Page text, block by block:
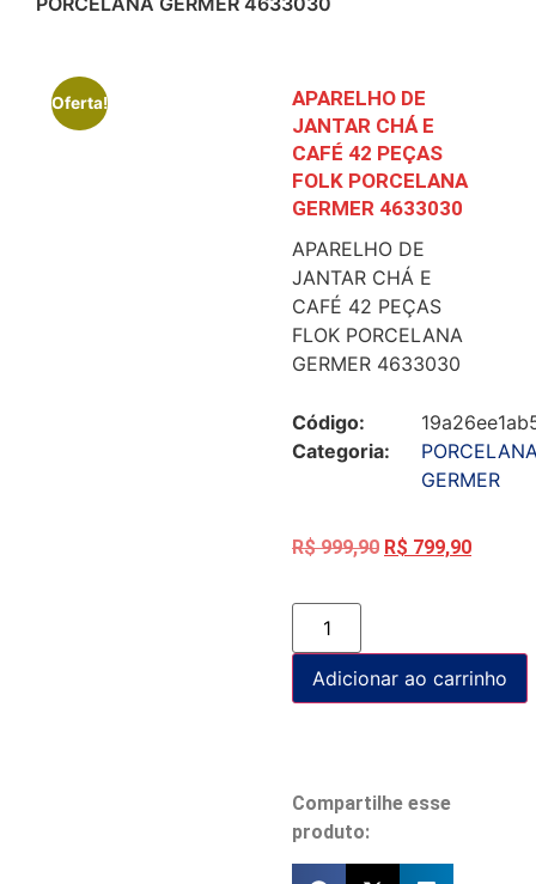
Oferta!
APARELHO DE
JANTAR CHÁ E
CAFÉ 42 PEÇAS
FOLK PORCELANA
GERMER 4633030
APARELHO DE
JANTAR CHÁ E
CAFÉ 42 PEÇAS
FLOK PORCELANA
GERMER 4633030
Código:
Categoria:
GERMER
R$999,90 R$ 799,90
Adicionar ao carrinho
Compartilhe esse
produto: